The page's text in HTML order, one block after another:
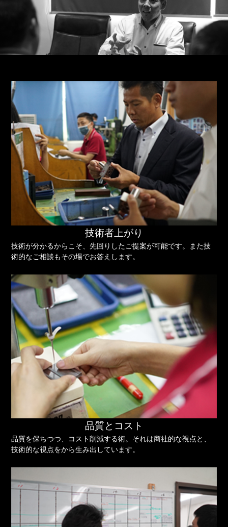
技術者上がり
技術が分かるからこそ、先回りしたご提案が可能です。また技
術的なご相談もその場でお答えします。
品質とコスト
品質を保ちつつ、コスト削減する術。それは商社的な視点と、
技術的な視点をから生み出しています。